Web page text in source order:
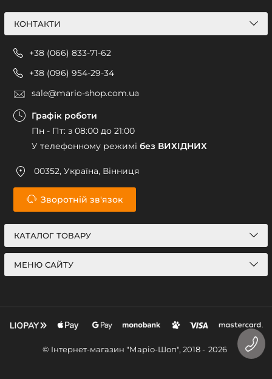
КОНТАКТИ
+38 (066) 833-71-62
+38 (096) 954-29-34
sale@mario-shop.com.ua
Графік роботи
Пн - Пт: з 08:00 до 21:00
У телефонному режимі без ВИХІДНИХ
00352, Україна, Вінниця
Зворотній зв'язок
КАТАЛОГ ТОВАРУ
МЕНЮ САЙТУ
© Інтернет-магазин "Маріо-Шоп", 2018 - 2026